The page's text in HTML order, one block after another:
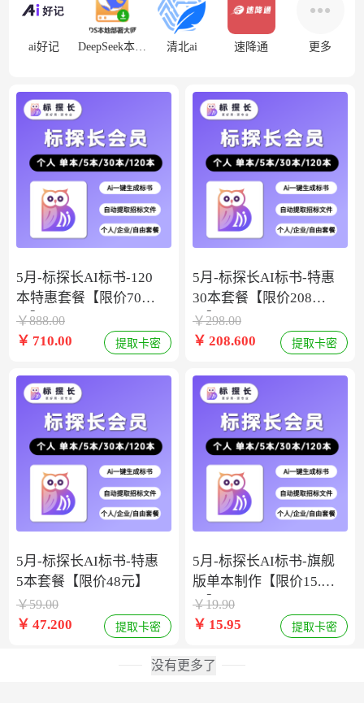
ai好记 DeepSeek本地部署 清北ai 速降通 更多
5月-标探长AI标书-120
本特惠套餐【限价708
元】
￥888.00
￥ 710.00 提取卡密
5月-标探长AI标书-特惠
5本套餐【限价48元】
￥59.00
￥ 47.200 提取卡密
5月-标探长AI标书-特惠
30本套餐【限价208
元】
￥298.00
￥ 208.600 提取卡密
5月-标探长AI标书-旗舰
版单本制作【限价15.9
元】
￥19.90
￥ 15.95 提取卡密
没有更多了